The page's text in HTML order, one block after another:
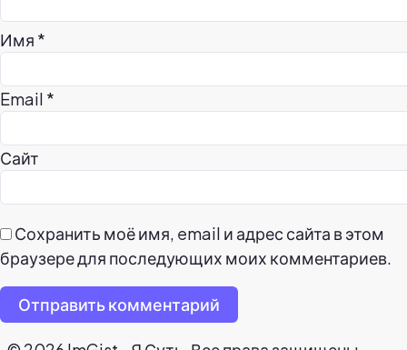
Имя *
Email *
Сайт
Сохранить моё имя, email и адрес сайта в этом
браузере для последующих моих комментариев.
Отправить комментарий